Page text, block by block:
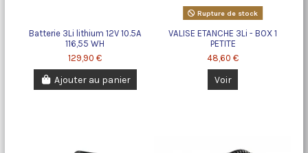
Batterie 3Li lithium 12V 10.5A
116,55 WH
129,90 €
Ajouter au panier
Rupture de stock
VALISE ETANCHE 3Li - BOX 1
PETITE
48,60 €
Voir